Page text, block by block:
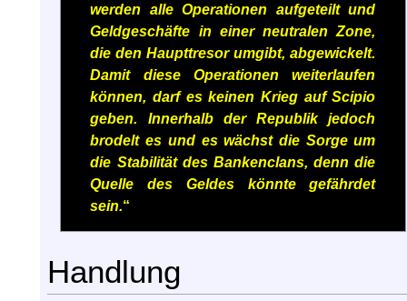
werden alle Operationen aufgeteilt und
Geldgeschäfte in einer neutralen Zone,
die den Haupttresor umgibt, abgewickelt.
Damit diese Operationen weiterlaufen
können, darf es keinen Krieg auf Scipio
geben. Innerhalb der Republik jedoch
brodelt es und es wächst die Sorge um
die Stabilität des Bankenclans, denn die
Quelle des Geldes könnte gefährdet
sein.“
Handlung